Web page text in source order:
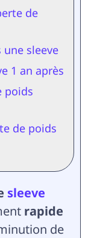
de
sleeve
1 an après
poids
de poids
sleeve
rapide
de